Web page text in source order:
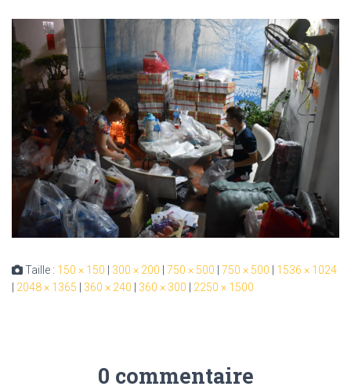
Taille : 150 × 150 300 × 200 750 × 500 750 × 500
1536 × 1024
2048 × 1365 360 × 240 360 × 300 2250 × 1500
0 commentaire